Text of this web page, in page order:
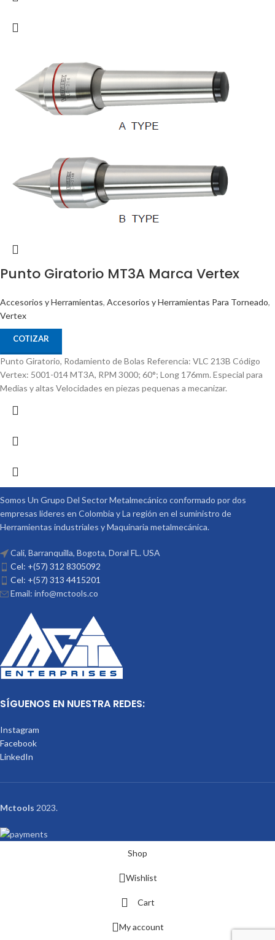
Punto Giratorio MT3A Marca Vertex
Accesorios y Herramientas, Accesorios y Herramientas Para Torneado,
Vertex
COTIZAR
Punto Giratorio, Rodamiento de Bolas Referencia: VLC 213B Código
Vertex: 5001-014 MT3A, RPM 3000; 60°; Long 176mm. Especial para
Medias y altas Velocidades en piezas pequenas a mecanizar.
Somos Un Grupo Del Sector Metalmecánico conformado por dos
empresas lideres en Colombia y La región en el suministro de
Herramientas industriales y Maquinaria metalmecánica.
Cali, Barranquilla, Bogota, Doral FL. USA
Cel: +(57) 312 8305092
Cel: +(57) 313 4415201
Email: info@mctools.co
SÍGUENOS EN NUESTRA REDES:
Instagram
Facebook
LinkedIn
Mctools 2023.
Shop
Wishlist
Cart
My account